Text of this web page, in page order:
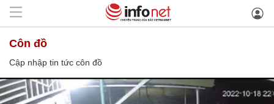
côn đồ
Cập nhập tin tức côn đồ